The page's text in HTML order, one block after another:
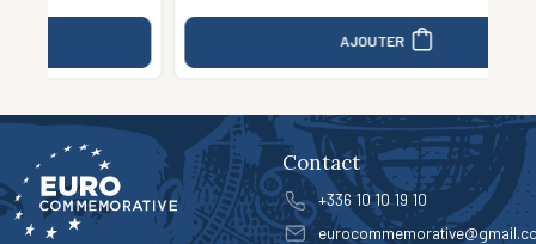
Contact
+336 10 10 19 10